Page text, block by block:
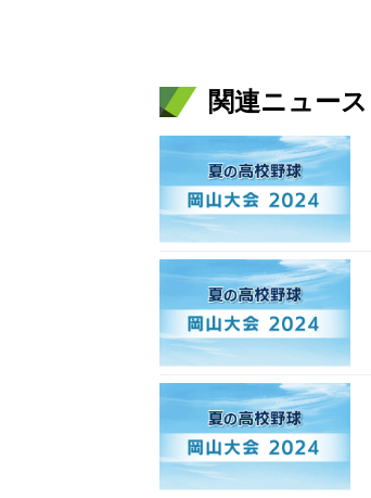
関連ニュース